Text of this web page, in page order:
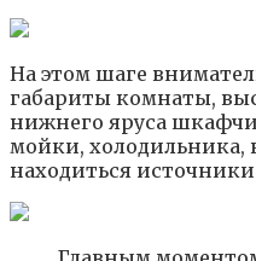
На этом шаге
габариты комнаты,
нижнего яруса
мойки, холодильника,
находиться